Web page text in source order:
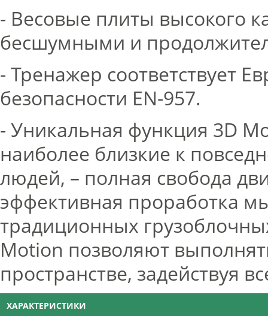
- Весовые плиты высокого
бесшумными и
- Тренажер соответствует
безопасности EN-957.
- Уникальная функция 3D
наиболее близкие к
людей, – полная свобода
эффективная проработка
традиционных
Motion позволяют
пространстве, задействуя
ХАРАКТЕРИСТИКИ